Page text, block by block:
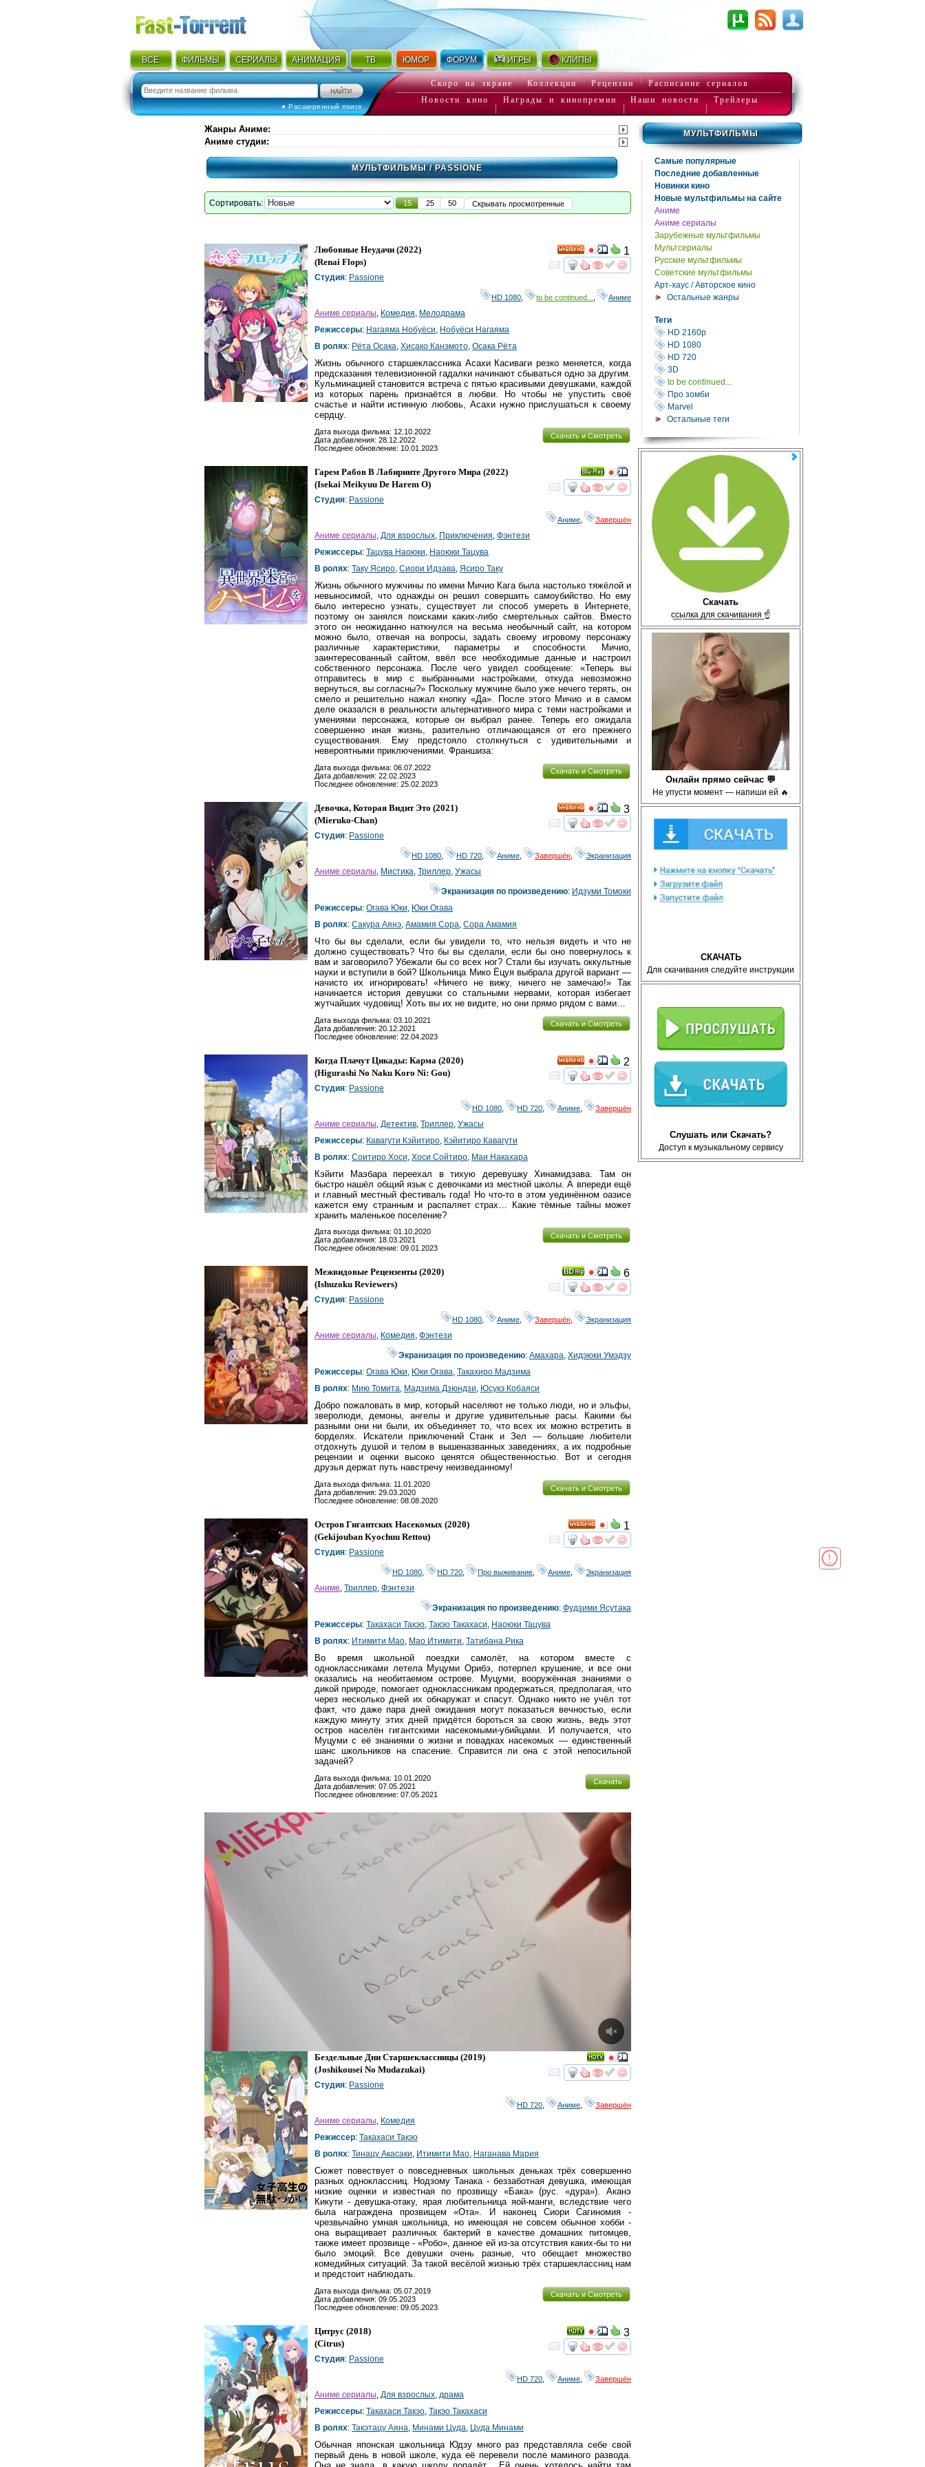
ВСЁ ФИЛЬМЫ СЕРИАЛЫ АНИМАЦИЯ ТВ ЮМОР ФОРУМ ИГРЫ КЛИПЫ
● Расширенный поиск
Скоро на экране Коллекции Рецензии
Расписание сериалов
Новости кино
Награды и кинопремии Наши новости Трейлеры
МУЛЬТФИЛЬМЫ
Самые популярные
Последние добавленные
Новинки кино
Новые мультфильмы на сайте
Аниме
Аниме сериалы
Зарубежные мультфильмы
Мультсериалы
Русские мультфильмы
Советские мультфильмы
Арт-хаус / Авторское кино
Остальные жанры
Теги
HD 2160р
HD 1080
HD 720
3D
to be continued...
Про зомби
Marvel
Остальные теги
Скачать
с̲с̲ы̲л̲к̲а̲ ̲д̲л̲я̲ ̲с̲к̲а̲ч̲и̲в̲а̲н̲и̲я̲ ☝
Онлайн прямо сейчас 💬
Не упусти момент — напиши ей 🔥
СКАЧАТЬ
Для скачивания следуйте инструкции
Слушать или Скачать?
Доступ к музыкальному сервису
Жанры Аниме:
Аниме студии:
МУЛЬТФИЛЬМЫ/ PASSIONE
Сортировать: 15 25 50 Скрывать просмотренные
смотретьинтересует
HD
1
Любовные Неудачи (2022)
(Renai Flops)
Студия: Passione
HD 1080 to be continued... Аниме
Аниме сериалы, Комедия, Мелодрама
Режиссеры: Нагаяма Нобуёси, Нобуёси Нагаяма
В ролях: Рёта Осака, Хисако Канэмото, Осака Рёта
Жизнь обычного старшеклассника Асахи Касиваги резко меняется, когда
предсказания телевизионной гадалки начинают сбываться одно за другим.
Кульминацией становится встреча с пятью красивыми девушками, каждой
из которых парень признаётся в любви. Но чтобы не упустить своё
счастье и найти истинную любовь, Асахи нужно прислушаться к своему
сердцу.
Скачать и Смотреть
Дата выхода фильма: 12.10.2022
Дата добавления: 28.12.2022
Последнее обновление: 10.01.2023
смотретьинтересует
Ray
Гарем Рабов В Лабиринте Другого Мира (2022)
(Isekai Meikyuu De Harem O)
Студия: Passione
Аниме Завершён
Аниме сериалы, Для взрослых, Приключения, Фэнтези
Режиссеры: Тацува Наоюки, Наоюки Тацува
В ролях: Таку Ясиро, Сиори Идзава, Ясиро Таку
Жизнь обычного мужчины по имени Мичио Кага была настолько тяжёлой и
невыносимой, что однажды он решил совершить самоубийство. Но ему
было интересно узнать, существует ли способ умереть в Интернете,
поэтому он занялся поисками каких-либо смертельных сайтов. Вместо
этого он неожиданно наткнулся на весьма необычный сайт, на котором
можно было, отвечая на вопросы, задать своему игровому персонажу
различные характеристики, параметры и способности. Мичио,
заинтересованный сайтом, ввёл все необходимые данные и настроил
собственного персонажа. После чего увидел сообщение: «Теперь вы
отправитесь в мир с выбранными настройками, откуда невозможно
вернуться, вы согласны?» Поскольку мужчине было уже нечего терять, он
смело и решительно нажал кнопку «Да». После этого Мичио и в самом
деле оказался в реальности альтернативного мира с теми настройками и
умениями персонажа, которые он выбрал ранее. Теперь его ожидала
совершенно иная жизнь, разительно отличающаяся от его прежнего
существования. Ему предстояло столкнуться с удивительными и
невероятными приключениями. Франшиза:
Скачать и Смотреть
Дата выхода фильма: 06.07.2022
Дата добавления: 22.02.2023
Последнее обновление: 25.02.2023
смотретьинтересует
HD
3
Девочка, Которая Видит Это (2021)
(Mieruko-Chan)
Студия: Passione
HD 1080 HD 720 Аниме Завершён Экранизация
Аниме сериалы, Мистика, Триллер, Ужасы
Экранизация по произведению: Идзуми Томоки
Режиссеры: Огава Юки, Юки Огава
В ролях: Сакура Аянэ, Амамия Сора, Сора Амамия
Что бы вы сделали, если бы увидели то, что нельзя видеть и что не
должно существовать? Что бы вы сделали, если бы оно повернулось к
вам и заговорило? Убежали бы со всех ног? Стали бы изучать оккультные
науки и вступили в бой? Школьница Мико Ёцуя выбрала другой вариант —
начисто их игнорировать! «Ничего не вижу, ничего не замечаю!» Так
начинается история девушки со стальными нервами, которая избегает
жутчайших чудовищ! Хоть вы их не видите, но они прямо рядом с вами…
Скачать и Смотреть
Дата выхода фильма: 03.10.2021
Дата добавления: 20.12.2021
Последнее обновление: 22.04.2023
смотретьинтересует
HD
2
Когда Плачут Цикады: Карма (2020)
(Higurashi No Naku Koro Ni: Gou)
Студия: Passione
HD 1080 HD 720 Аниме Завершён
Аниме сериалы Детектив Триллер Ужасы
Режиссеры: Кавагути Кэйитиро Кэйитиро Кавагути
В ролях: Соитиро Хоси Хоси Сойтиро Маи Накахара
Кэйити Маэбара переехал в тихую деревушку Хинамидзава. Там он
быстро нашёл общий язык с девочками из местной школы. А впереди ещё
и главный местный фестиваль года! Но что-то в этом уединённом оазисе
кажется ему странным и распаляет страх… Какие тёмные тайны может
хранить маленькое поселение?
Скачать и Смотреть
Дата выхода фильма: 01.10.2020
Дата добавления: 18.03.2021
Последнее обновление: 09.01.2023
смотретьинтересует
6
Межвидовые Рецензенты (2020)
(Ishuzoku Reviewers)
Студия: Passione
HD 1080, Аниме, Завершён, Экранизация
Аниме сериалы, Комедия, Фэнтези
Экранизация по произведению: Амахара, Хидэюки Умэдзу
Режиссеры: Огава Юки, Юки Огава, Такахиро Мадзима
В ролях: Мию Томита, Мадзима Дзюндзи, Юсукэ Кобаяси
Добро пожаловать в мир, который населяют не только люди, но и эльфы,
зверолюди, демоны, ангелы и другие удивительные расы. Какими бы
разными они ни были, их объединяет то, что всех их можно встретить в
борделях. Искатели приключений Станк и Зел — большие любители
отдохнуть душой и телом в вышеназванных заведениях, а их подробные
рецензии и оценки высоко ценятся общественностью. Вот и сегодня
друзья держат путь навстречу неизведанному!
Скачать и Смотреть
Дата выхода фильма: 11.01.2020
Дата добавления: 29.03.2020
Последнее обновление: 08.08.2020
смотретьинтересует
HD
1
Остров Гигантских Насекомых (2020)
(Gekijouban Kyochuu Rettou)
Студия: Passione
HD 1080 HD 720 Про выживание Аниме Экранизация
Аниме, Триллер, Фэнтези
Экранизация по произведению: Фудзими Ясутака
Режиссеры: Такахаси Такэо, Такэо Такахаси, Наоюки Тацува
В ролях: Итимити Мао, Мао Итимити, Татибана Рика
Во время школьной поездки самолёт, на котором вместе с
одноклассниками летела Муцуми Орибэ, потерпел крушение, и все они
оказались на необитаемом острове. Муцуми, вооружённая знаниями о
дикой природе, помогает одноклассникам продержаться, предполагая, что
через несколько дней их обнаружат и спасут. Однако никто не учёл тот
факт, что даже пара дней ожидания могут показаться вечностью, если
каждую минуту этих дней придётся бороться за свою жизнь, ведь этот
остров населён гигантскими насекомыми-убийцами. И получается, что
Муцуми с её знаниями о жизни и повадках насекомых — единственный
шанс школьников на спасение. Справится ли она с этой непосильной
задачей?
Скачать
Дата выхода фильма: 10.01.2020
Дата добавления: 07.05.2021
Последнее обновление: 07.05.2021
смотретьинтересует
Бездельные Дни Старшеклассницы (2019)
(Joshikousei No Mudazukai)
Студия: Passione
HD 720 Аниме Завершён
Аниме сериалы, Комедия
Режиссер: Такахаси Такэо
В ролях: Тинацу Акасаки, Итимити Мао, Наганава Мария
Сюжет повествует о повседневных школьных деньках трёх совершенно
разных одноклассниц. Нодзому Танака - беззаботная девушка, имеющая
низкие оценки и известная по прозвищу «Бака» (рус. «дура»). Аканэ
Кикути - девушка-отаку, ярая любительница яой-манги, вследствие чего
была награждена прозвищем «Ота». И наконец Сиори Сагиномия -
чрезвычайно умная школьница, но имеющая не совсем обычное хобби -
она выращивает различных бактерий в качестве домашних питомцев,
также имеет прозвище - «Робо», данное ей из-за отсутствия каких-бы то ни
было эмоций. Все девушки очень разные, что обещает множество
комедийных ситуаций. За такой весёлой жизнью трёх старшеклассниц нам
и предстоит наблюдать.
Скачать и Смотреть
Дата выхода фильма: 05.07.2019
Дата добавления: 09.05.2023
Последнее обновление: 09.05.2023
смотретьинтересует
3
Цитрус (2018)
(Citrus)
Студия: Passione
HD 720 Аниме Завершён
Аниме сериалы Для взрослых драма
Режиссеры: Такахаси Такэо Такэо Такахаси
В ролях: Такэтацу Аяна Минами Цуда Цуда Минами
Обычная японская школьница Юдзу много раз представляла себе свой
первый день в новой школе, куда её перевели после маминого развода.